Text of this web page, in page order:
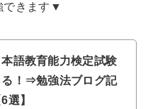
できます▼
語教育能力検定試験
る！⇒勉強法ブログ記
選】